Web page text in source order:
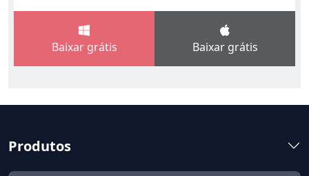
Baixar grátis Baixar grátis
Produtos